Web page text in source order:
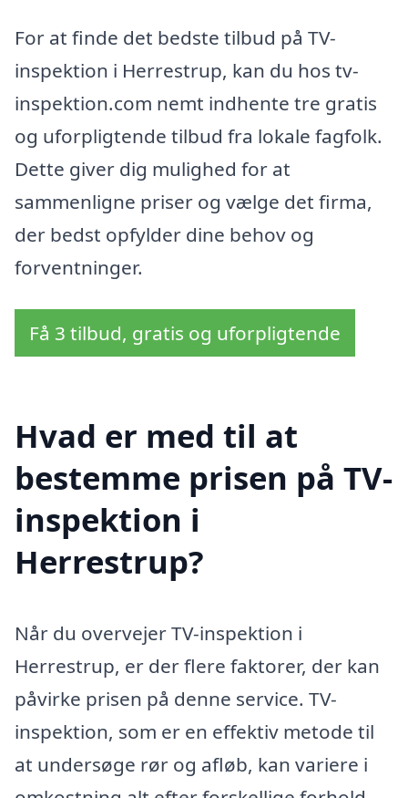
For at finde det bedste tilbud på TV-
inspektion i Herrestrup, kan du hos tv-
inspektion.com nemt indhente tre gratis
og uforpligtende tilbud fra lokale fagfolk.
Dette giver dig mulighed for at
sammenligne priser og vælge det firma,
der bedst opfylder dine behov og
forventninger.
Få 3 tilbud, gratis og uforpligtende
Hvad er med til at
bestemme prisen på TV-
inspektion i
Herrestrup?
Når du overvejer TV-inspektion i
Herrestrup, er der flere faktorer, der kan
påvirke prisen på denne service. TV-
inspektion, som er en effektiv metode til
at undersøge rør og afløb, kan variere i